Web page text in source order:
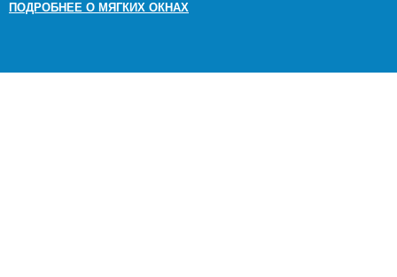
ПОДРОБНЕЕ О МЯГКИХ ОКНАХ